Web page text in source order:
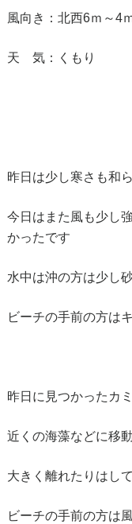
風向き：北西6ｍ～4
天 気：くもり
昨日は少し寒さも和
今日はまた風も少し
かったです
水中は沖の方は少し
ビーチの手前の方は
昨日に見つかったカ
近くの海藻などに移
大きく離れたりはし
ビーチの手前の方は